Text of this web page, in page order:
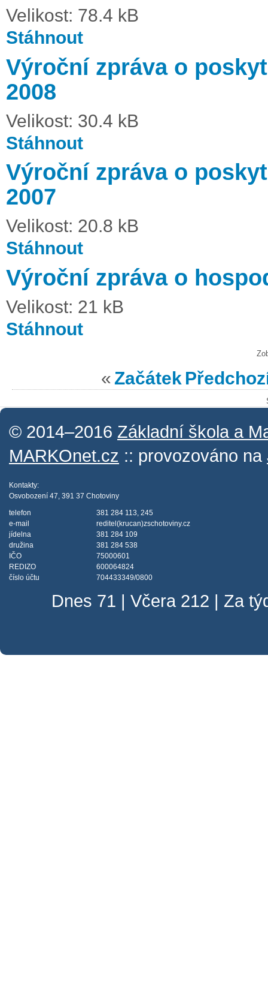
Velikost: 78.4 kB
Stáhnout
Výroční zpráva o
2008
Velikost: 30.4 kB
Stáhnout
Výroční zpráva o
2007
Velikost: 20.8 kB
Stáhnout
Výroční zpráva o
Velikost: 21 kB
Stáhnout
«Začátek
© 2014–2016 Základní škola a
MARKOnet.cz :: provozováno na
Kontakty:
Osvobození 47, 391 37 Chotoviny
telefon
381 284 113, 245
e-mail
reditel(krucan)zschotoviny.cz
jídelna
381 284 109
družina
381 284 538
IČO
75000601
REDIZO
600064824
číslo účtu
704433349/0800
Dnes 71 | Včera 212 | Za